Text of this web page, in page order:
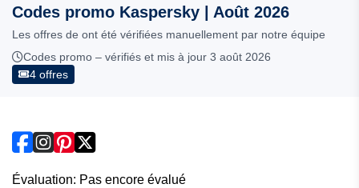
Codes promo Kaspersky | Août 2026
Les offres de ont été vérifiées manuellement par notre équipe
Codes promo – vérifiés et mis à jour 3 août 2026
4 offres
Évaluation: Pas encore évalué